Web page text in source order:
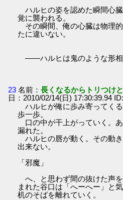
ハルヒの姿を認めた瞬間心
覚に襲われる。
その瞬間、俺の心臓は物理
たに違いない。
――ハルヒは鬼のような形相
23 名前：長くなるからトリつけ
日：2010/02/14(日) 17:30:39.94
ハルヒが俺に歩み寄ってく
歩一歩。
口の中が干上がっていく。
漏れた。
ハルヒの唇が動く。その動
出来ない。
「邪魔」
へ、と思わず間の抜けた声
まれた谷口は「へーへー」と
机のそばを離れていく。